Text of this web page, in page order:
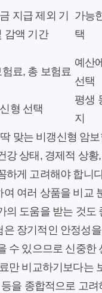
지급 제외 기
감액 기간
가능
택
험료, 총 보험료
예산
선택
형 선택
평생
지
맞는 비갱신형 암
강 상태, 경제적 상황
하게 고려해야 합니
여 여러 상품을 비교
의 도움을 받는 것도
은 장기적인 안정성
수 있으므로 신중한
만 비교하기보다는
을 종합적으로 고